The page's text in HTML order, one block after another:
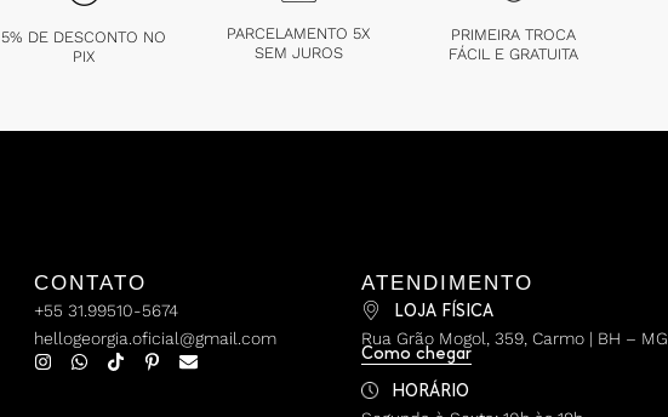
5% DE DESCONTO NO
PIX
PARCELAMENTO 5X
SEM JUROS
PRIMEIRA TROCA
FÁCIL E GRATUITA
CONTATO
+55 31.99510-5674
hellogeorgia.oficial@gmail.com
ATENDIMENTO
LOJA FÍSICA
Rua Grão Mogol, 359, Carmo | BH – MG
Como chegar
HORÁRIO